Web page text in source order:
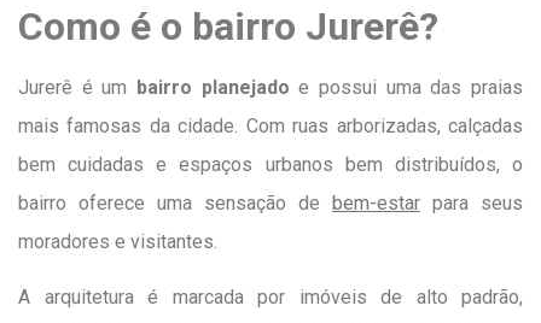
Como é o bairro Jurerê?
Jurerê é um bairro planejado e possui uma das praias
mais famosas da cidade. Com ruas arborizadas, calçadas
bem cuidadas e espaços urbanos bem distribuídos, o
bairro oferece uma sensação de bem-estar para seus
moradores e visitantes.
A arquitetura é marcada por imóveis de alto padrão,